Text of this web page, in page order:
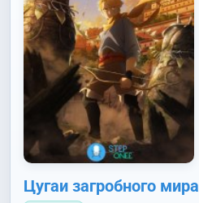
Цугаи загробного мира